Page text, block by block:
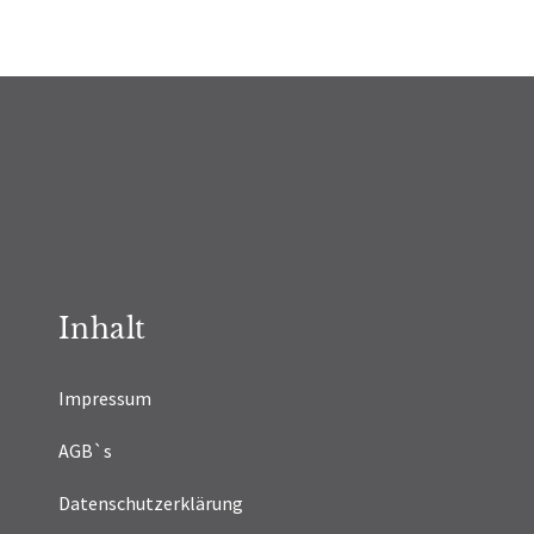
Inhalt
Impressum
AGB`s
Datenschutzerklärung